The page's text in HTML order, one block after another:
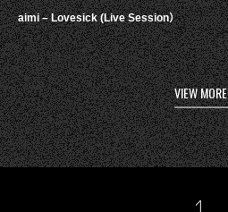
aimi – Lovesick (Live Session）
VIEW MORE